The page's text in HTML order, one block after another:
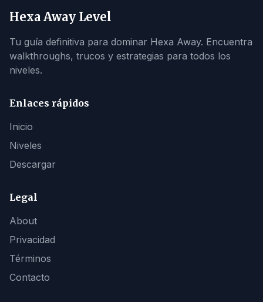
Hexa Away Level
Tu guía definitiva para dominar Hexa Away. Encuentra
walkthroughs, trucos y estrategias para todos los
niveles.
Enlaces rápidos
Inicio
Niveles
Descargar
Legal
About
Privacidad
Términos
Contacto